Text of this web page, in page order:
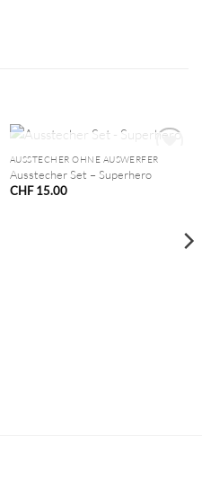
NICHT VORRÄTIG
AUSSTECHER OHNE AUSWERFER
Ausstecher Set – Superhero
CHF15.00